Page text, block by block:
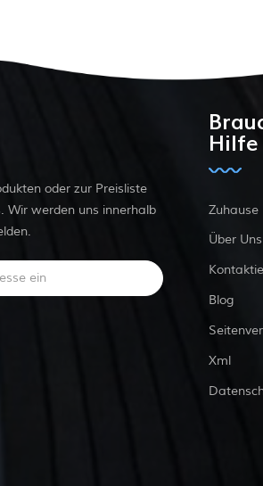
oder zur Preisliste
Wir werden uns innerhalb
Hilfe
Zuhause
Über Uns
Blog
Xml